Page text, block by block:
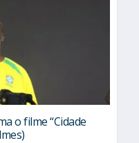
o filme “Cidade